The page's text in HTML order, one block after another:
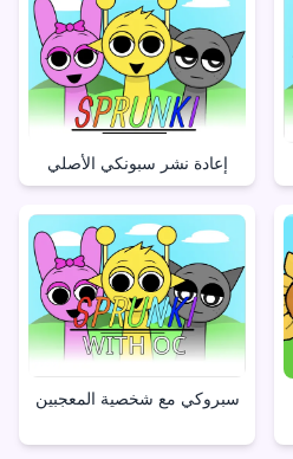
إعادة نشر سبونكي الأصلي
سبروكي مع شخصية المعجبين